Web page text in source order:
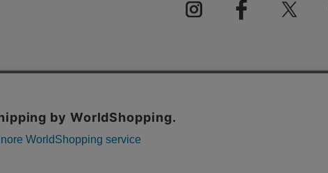
採用情報